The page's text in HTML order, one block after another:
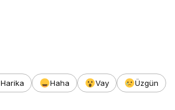
Harika Haha Vay
Üzgün